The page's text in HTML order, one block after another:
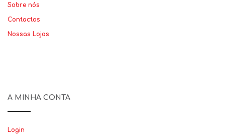
Sobre nós
Contactos
Nossas Lojas
A MINHA CONTA
Login